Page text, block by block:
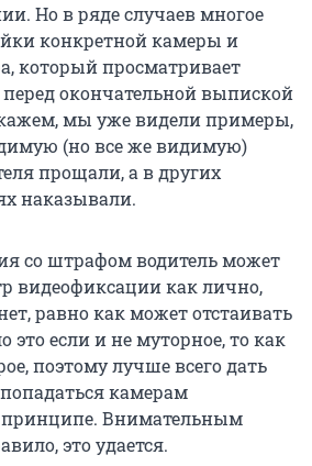
Но в ряде случаев многое
конкретной камеры и
который просматривает
окончательной выпиской
мы уже видели примеры,
(но все же видимую)
прощали, а в других
наказывали.
со штрафом водитель может
видеофиксации как лично,
равно как может отстаивать
это если и не муторное, то как
поэтому лучше всего дать
камерам
Внимательным
это удается.